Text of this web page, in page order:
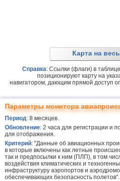
Карта на
Справка: Ссылки (флаги) в
позиционируют карту на
навигатором, дающим прямой доступ
Параметры монитора
Период: 8 месяцев.
Обновление: 2 часа для регистрации и
для отображения.
Критерий: "Данные об авиационных
в которые включены как летные
так и предпосылки к ним (ПЛП), в том
воздействия климатических и
инфраструктуру аэропортов и
обеспечивающих безопасность полетов".